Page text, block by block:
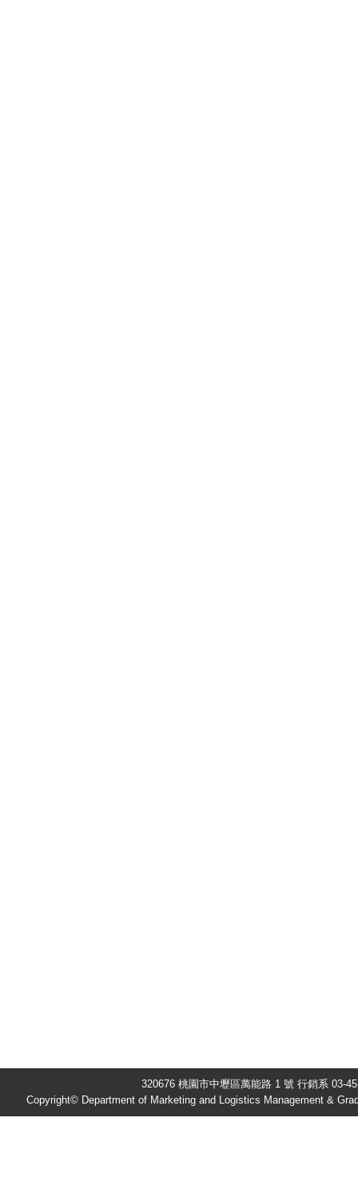
320676 桃園市中壢區萬能路 1 號 行銷系 03-
Copyright© Department of Marketing and Logistics Management &